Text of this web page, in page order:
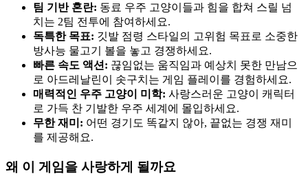
팀 기반 혼란: 동료 우주 고양이들과 힘을 합쳐 스릴 넘
치는 2팀 전투에 참여하세요.
독특한 목표: 깃발 점령 스타일의 고위험 목표로 소중한
방사능 물고기 볼을 놓고 경쟁하세요.
빠른 속도 액션: 끊임없는 움직임과 예상치 못한 만남으
로 아드레날린이 솟구치는 게임 플레이를 경험하세요.
매력적인 우주 고양이 미학: 사랑스러운 고양이 캐릭터
로 가득 찬 기발한 우주 세계에 몰입하세요.
무한 재미: 어떤 경기도 똑같지 않아, 끝없는 경쟁 재미
를 제공해요.
왜 이 게임을 사랑하게 될까요